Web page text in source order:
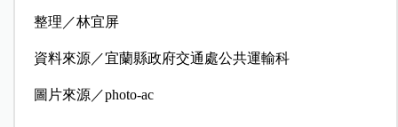
整理／林宜屏
資料來源／宜蘭縣政府交通處公共運輸科
圖片來源／photo-ac